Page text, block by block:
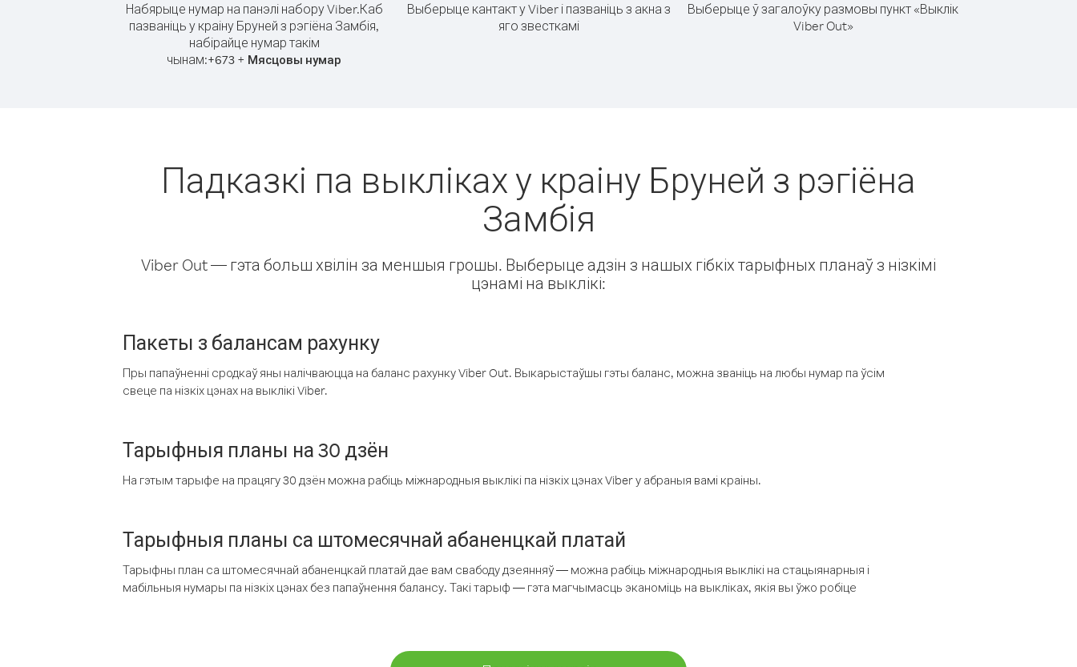
Набярыце нумар на панэлі набору Viber.Каб
пазваніць у краіну Бруней з рэгіёна Замбія,
набірайце нумар такім
чынам:+673 + Мясцовы нумар
Выберыце кантакт у Viber і пазваніць з акна з
яго звесткамі
Выберыце ў загалоўку размовы пункт «Выклік
Viber Out»
Падказкі па выкліках у краіну Бруней з рэгіёна
Замбія
Viber Out — гэта больш хвілін за меншыя грошы. Выберыце адзін з нашых гібкіх тарыфных планаў з нізкімі
цэнамі на выклікі:
Пакеты з балансам рахунку
Пры папаўненні сродкаў яны налічваюцца на баланс рахунку Viber Out. Выкарыстаўшы гэты баланс, можна званіць на любы нумар па ўсім
свеце па нізкіх цэнах на выклікі Viber.
Тарыфныя планы на 30 дзён
На гэтым тарыфе на працягу 30 дзён можна рабіць міжнародныя выклікі па нізкіх цэнах Viber у абраныя вамі краіны.
Тарыфныя планы са штомесячнай абаненцкай платай
Тарыфны план са штомесячнай абаненцкай платай дае вам свабоду дзеянняў — можна рабіць міжнародныя выклікі на стацыянарныя і
мабільныя нумары па нізкіх цэнах без папаўнення балансу. Такі тарыф — гэта магчымасць эканоміць на выкліках, якія вы ўжо робіце